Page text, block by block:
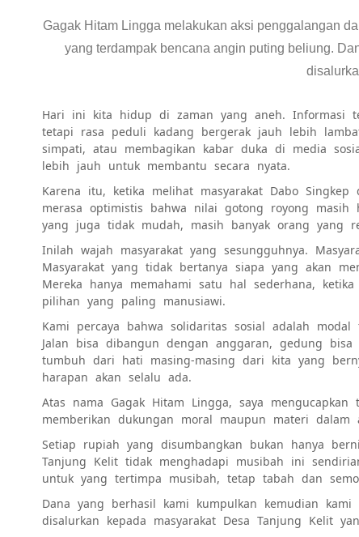
Gagak Hitam Lingga melakukan aksi penggalangan
yang terdampak bencana angin puting beliung.
Hari ini kita hidup di zaman yang aneh. Informasi
tetapi rasa peduli kadang bergerak jauh lebih
simpati, atau membagikan kabar duka di media
lebih jauh untuk membantu secara nyata.
Karena itu, ketika melihat masyarakat Dabo
merasa optimistis bahwa nilai gotong royong
yang juga tidak mudah, masih banyak orang yang
Inilah wajah masyarakat yang sesungguhnya.
Masyarakat yang tidak bertanya siapa yang akan
Mereka hanya memahami satu hal sederhana,
pilihan yang paling manusiawi.
Kami percaya bahwa solidaritas sosial adalah
Jalan bisa dibangun dengan anggaran, gedung
tumbuh dari hati masing-masing dari kita yang
harapan akan selalu ada.
Atas nama Gagak Hitam Lingga, saya
memberikan dukungan moral maupun materi dalam
Setiap rupiah yang disumbangkan bukan hanya
Tanjung Kelit tidak menghadapi musibah ini
untuk yang tertimpa musibah, tetap tabah dan
Dana yang berhasil kami kumpulkan kemudian
disalurkan kepada masyarakat Desa Tanjung Kelit